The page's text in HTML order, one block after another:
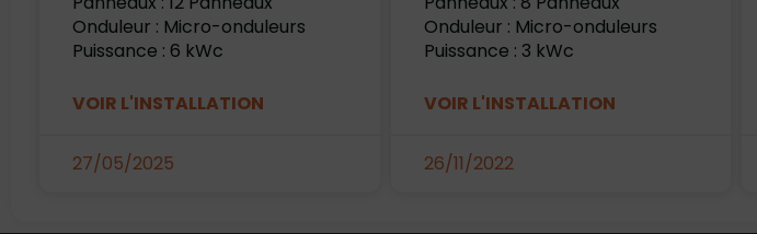
Onduleur : Micro-onduleurs
Puissance : 6 kWc
VOIR L'INSTALLATION
27/05/2025
Onduleur : Micro-onduleurs
Puissance : 3 kWc
VOIR L'INSTALLATION
26/11/2022